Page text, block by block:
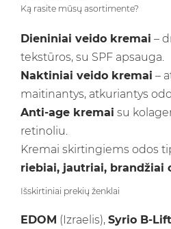
Ką rasite mūsų asortimente?
Dieniniai veido kremai –
tekstūros, su SPF apsauga.
Naktiniai veido kremai –
maitinantys, atkuriantys
Anti-age kremai su
retinoliu.
Kremai skirtingiems odos
riebiai, jautriai, brandžiai
Išskirtiniai prekių ženklai
EDOM (Izraelis), Syrio B-Lift